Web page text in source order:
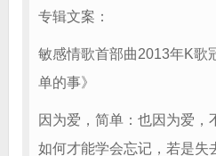
专辑文案：
敏感情歌首部曲2013年K歌
单的事》
因为爱，简单：也因为爱，
如何才能学会忘记，若是失